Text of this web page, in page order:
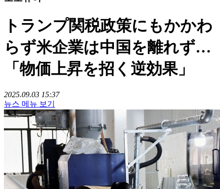
トランプ関税政策にもかかわ
らず米企業は中国を離れず…
「物価上昇を招く逆効果」
2025.09.03 15:37
뉴스 메뉴 보기